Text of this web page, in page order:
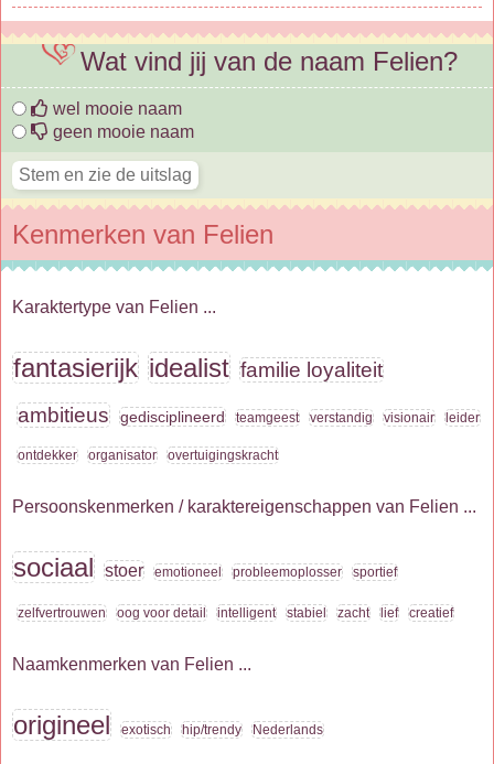
Wat vind jij van de naam Felien?
wel mooie naam
geen mooie naam
Kenmerken van Felien
Karaktertype van Felien ...
fantasierijk idealist familie loyaliteit
ambitieus
gedisciplineerd teamgeest verstandig visionair leider
ontdekker organisator overtuigingskracht
Persoonskenmerken / karaktereigenschappen van Felien ...
sociaal stoer emotioneel probleemoplosser sportief
zelfvertrouwen oog voor detail intelligent stabiel zacht lief creatief
Naamkenmerken van Felien ...
origineel exotisch hip/trendy Nederlands